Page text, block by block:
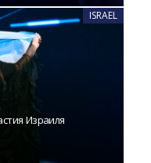
ISRAEL
Израиля